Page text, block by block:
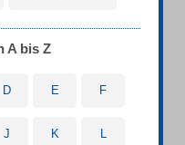
A bis Z
D E F
J K L